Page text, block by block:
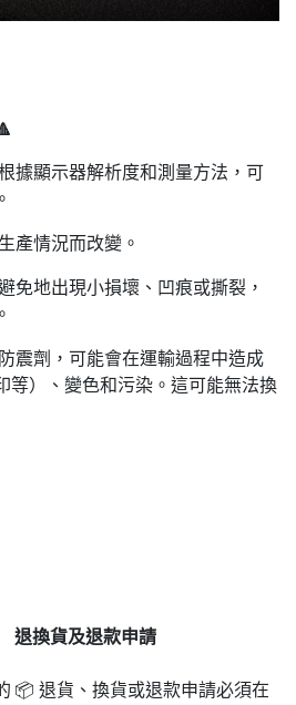
據顯示器解析度和測量方法，可
產情況而改變。
免地出現小損壞、凹痕或撕裂，
震劑，可能會在運輸過程中造成
等）、變色和污染。這可能無法換
退換貨及退款申請
📦 退貨、換貨或退款申請必須在